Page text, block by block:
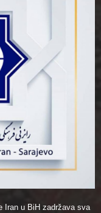
Iran u BiH zadržava sva